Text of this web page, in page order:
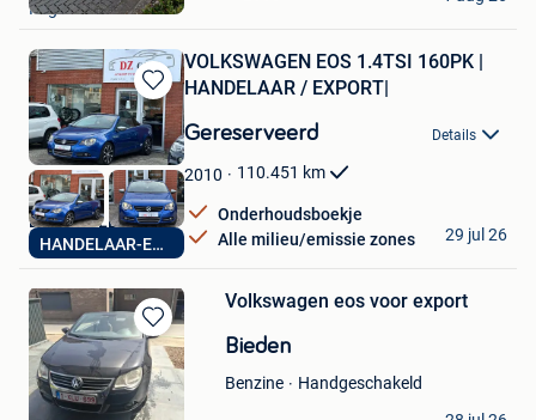
Favorieten
Itegem
Bewaren
in
Mijn
Favorieten
HANDELAAR-EXPORT
VOLKSWAGEN EOS 1.4TSI 160PK |️
HANDELAAR / EXPORT️|
Gereserveerd Details
2010 110.451 km
Onderhoudsboekje
Alle milieu/emissie zones
DZ CARS LEBBEKE
Lebbeke
29 jul 26
Bewaren
in
Mijn
Favorieten
Volkswagen eos voor export
Bieden
Benzine
Handgeschakeld
wesgo